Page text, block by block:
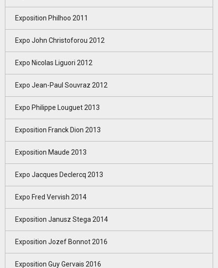
Exposition Philhoo 2011
Expo John Christoforou 2012
Expo Nicolas Liguori 2012
Expo Jean-Paul Souvraz 2012
Expo Philippe Louguet 2013
Exposition Franck Dion 2013
Exposition Maude 2013
Expo Jacques Declercq 2013
Expo Fred Vervish 2014
Exposition Janusz Stega 2014
Exposition Jozef Bonnot 2016
Exposition Guy Gervais 2016